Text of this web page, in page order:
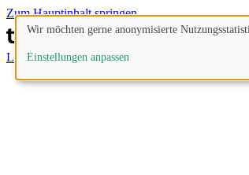
Zum Hauptinhalt springen
LösungenProzesseFunktionen
Wir möchten gerne anonymisierte
Einstellungen anpassen